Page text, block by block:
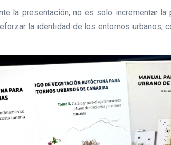
la presentación, no es solo incrementar
la identidad de los entornos urbanos,